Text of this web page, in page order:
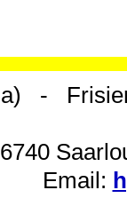
-
Email: